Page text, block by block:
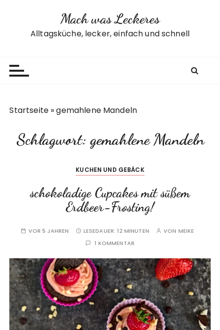
Mach was Leckeres
Alltagsküche, lecker, einfach und schnell
Startseite »gemahlene Mandeln
Schlagwort:gemahlene Mandeln
KUCHEN UND GEBÄCK
schokoladige Cupcakes mit süßem
Erdbeer-Frosting!
VOR 5 JAHREN LESEDAUER:12 MINUTEN VON MEIKE
1 KOMMENTAR